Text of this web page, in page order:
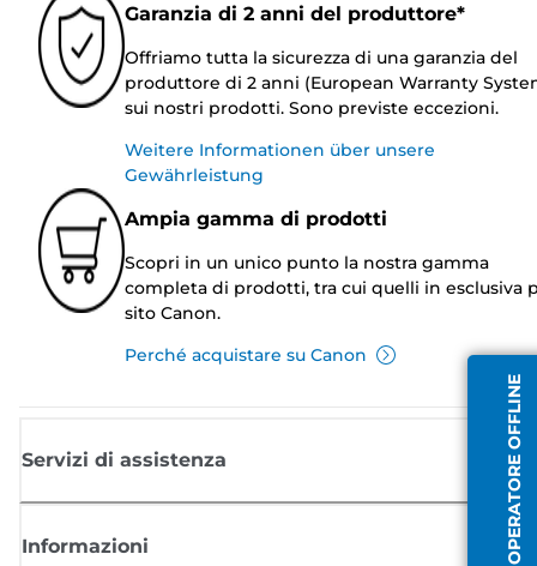
OPERATORE OFFLINE
Garanzia di 2 anni del produttore*
Offriamo tutta la sicurezza di una garanzia del
produttore di 2 anni (European Warranty
sui nostri prodotti. Sono previste eccezioni.
Weitere Informationen über unsere
Gewährleistung
Ampia gamma di prodotti
Scopri in un unico punto la nostra gamma
completa di prodotti, tra cui quelli in esclusiva
sito Canon.
Perché acquistare su Canon
Servizi di assistenza
Informazioni